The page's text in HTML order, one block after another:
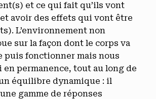
et ce qui fait qu’ils vont
avoir des effets qui vont être
L’environnement non
sur la façon dont le corps va
puis fonctionner mais nous
en permanence, tout au long de
équilibre dynamique : il
gamme de réponses